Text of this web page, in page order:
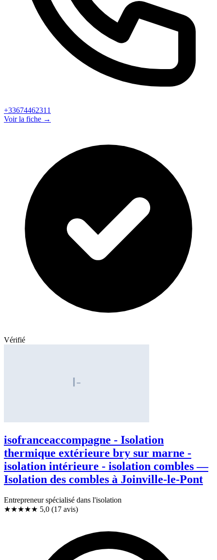
+33674462311
Voir la fiche →
Vérifié
isofranceaccompagne - Isolation
thermique extérieure bry sur marne -
isolation intérieure - isolation combles —
Isolation des combles à Joinville-le-Pont
Entrepreneur spécialisé dans l'isolation
★★★★★ 5,0 (17 avis)